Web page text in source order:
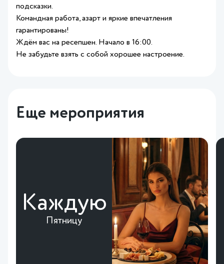
подсказки.
Командная работа, азарт и яркие впечатления
гарантированы!
Ждём вас на ресепшен. Начало в 16:00.
Не забудьте взять с собой хорошее настроение.
Еще мероприятия
Каждую
Пятницу